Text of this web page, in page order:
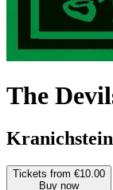
The
Tickets from €10.00
Buy now